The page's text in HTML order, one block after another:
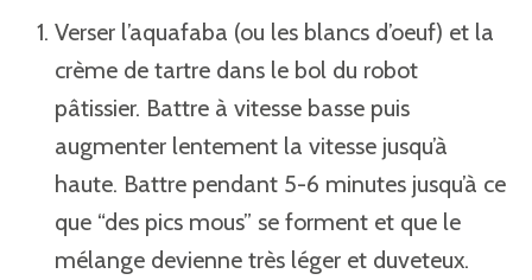
Verser l’aquafaba (ou les blancs d’oeuf) et la
crème de tartre dans le bol du robot
pâtissier. Battre à vitesse basse puis
augmenter lentement la vitesse jusqu’à
haute. Battre pendant 5-6 minutes jusqu’à ce
que “des pics mous” se forment et que le
mélange devienne très léger et duveteux.